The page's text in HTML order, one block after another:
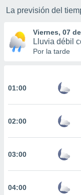
las
y
forma
ACEPTAR
La previsión del
Viernes, 07
Lluvia débil
Por la tarde
01:00
02:00
03:00
04:00